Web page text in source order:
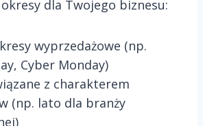
dla Twojego biznesu:
wyprzedażowe (np.
Cyber Monday)
z charakterem
(np. lato dla branży